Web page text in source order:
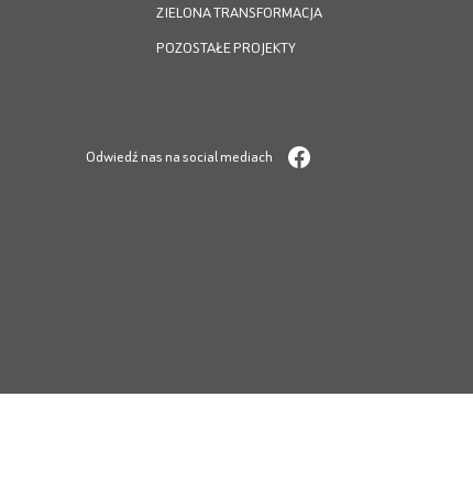
ZIELONA TRANSFORMACJA
POZOSTAŁE PROJEKTY
Odwiedź nas na social mediach